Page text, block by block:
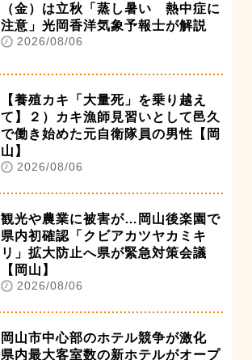
（金）は立秋「蒸し暑い 熱中症に
注意」光岡香洋気象予報士が解説
2026/08/06
【養殖カキ「大量死」を乗り越え
て】２）カキ漁師見習いとして邑久
で働き始めた元自衛隊員の男性【岡
山】
2026/08/06
観光や農業に被害が…岡山後楽園で
県内初確認「クビアカツヤカミキ
リ」拡大防止へ県が緊急対策会議
【岡山】
2026/08/06
岡山市中心部のホテル競争が激化
県内最大客室数の新ホテルがオープ